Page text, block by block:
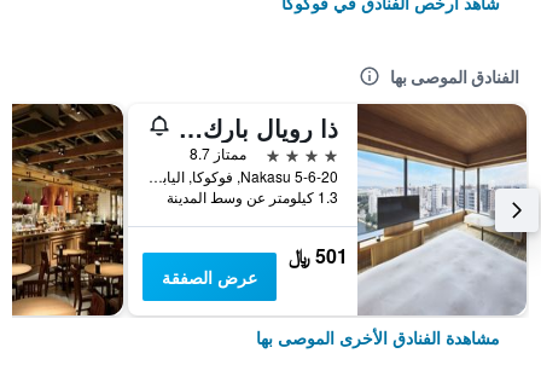
الفنادق الموصى بها
ذا رويال بارك كانفاس فوكوكا ناكاسو
4 نجوم
ممتاز 8.7
5-6-20 Nakasu, فوكوكا, اليابان
1.3 كيلومتر عن وسط المدينة
501 ﷼
عرض الصفقة
مشاهدة الفنادق الأخرى الموصى بها